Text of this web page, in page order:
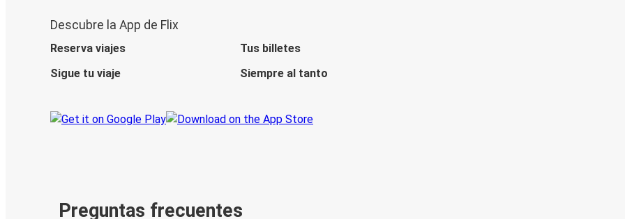
Descubre la App de Flix
Reserva viajes
Tus billetes
Sigue tu viaje
Siempre al tanto
Preguntas frecuentes